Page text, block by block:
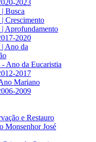
2023
Busca
Crescimento
| Aprofundamento
2020
Ano da
Ano da Eucaristia
2017
Mariano
2009
e Restauro
Monsenhor José